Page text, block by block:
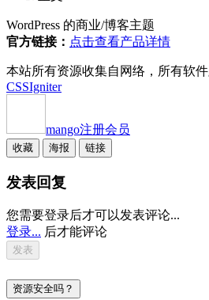
WordPress 的商业/博客主题
官方链接： 点击查看产品详情
本站所有资源收集自网络，所有软件
CSSIgniter
mango注册会员
收藏 海报 链接
发表回复
您需要登录后才可以发表评论...
登录... 后才能评论
资源安全吗？